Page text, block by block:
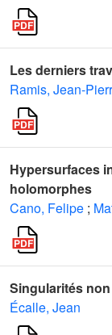
Les derniers
Ramis, Jean-
Hypersurfaces
holomorphes
Cano, Felipe ;
Singularités
Écalle, Jean